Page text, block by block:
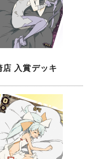
入賞デッキ